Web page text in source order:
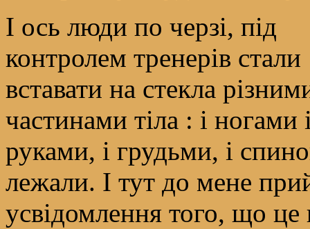
І ось люди по черзі, під
контролем тренерів стали
вставати на стекла
частинами тіла : і ногами
руками, і грудьми, і
лежали. І тут до мене
усвідомлення того, що